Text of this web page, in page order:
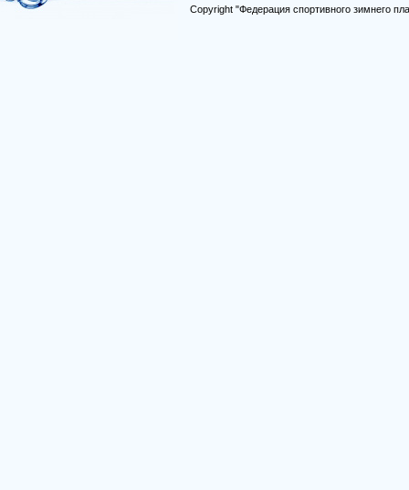
Copyright "Федерация спортивного зимнего